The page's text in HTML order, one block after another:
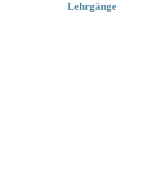
Lehrgänge